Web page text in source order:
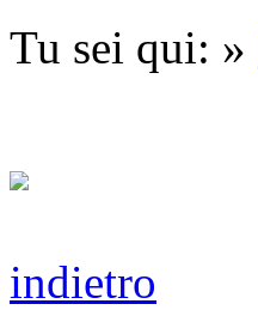
Tu sei qui: »
indietro